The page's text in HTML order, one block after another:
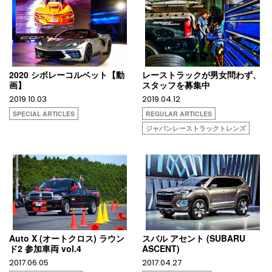
2020 シボレーコルベット【動
画】
2019.10.03
SPECIAL ARTICLES
レーストラックが男女問わず、
スタッフを募集中
2019.04.12
REGULAR ARTICLES
ジャパンレーストラックトレンズ
Auto X (オートクロス) ラウン
ド2 参加車両 vol.4
2017.06.05
スバル アセント (SUBARU
ASCENT)
2017.04.27